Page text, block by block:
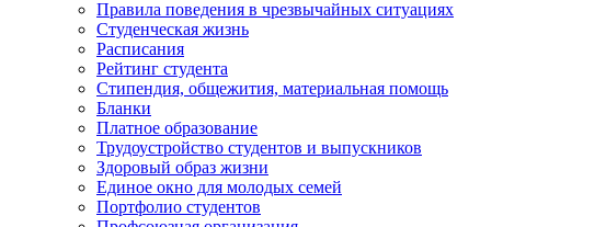
Правила поведения в чрезвычайных ситуациях
Студенческая жизнь
Расписания
Рейтинг студента
Стипендия, общежития, материальная помощь
Бланки
Платное образование
Трудоустройство студентов и выпускников
Здоровый образ жизни
Единое окно для молодых семей
Портфолио студентов